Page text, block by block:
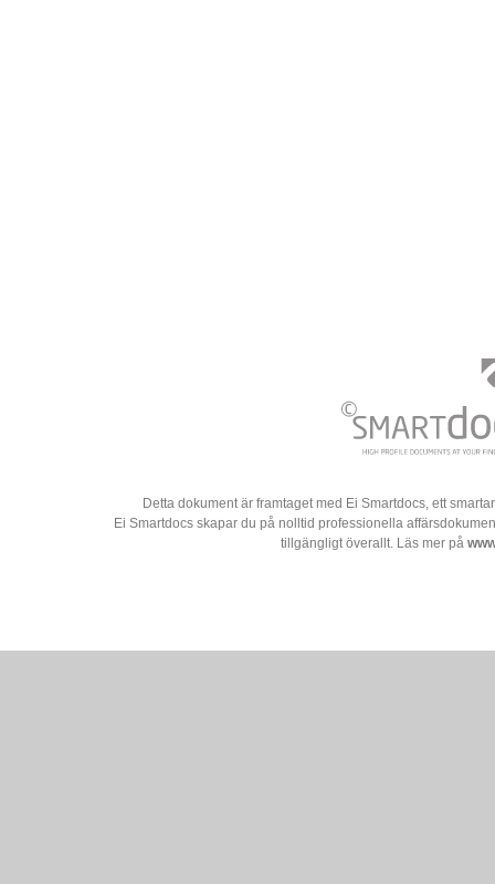
Detta dokument är framtaget med Ei Smartdocs, ett
Ei Smartdocs skapar du på nolltid professionella
tillgängligt överallt. Läs mer på